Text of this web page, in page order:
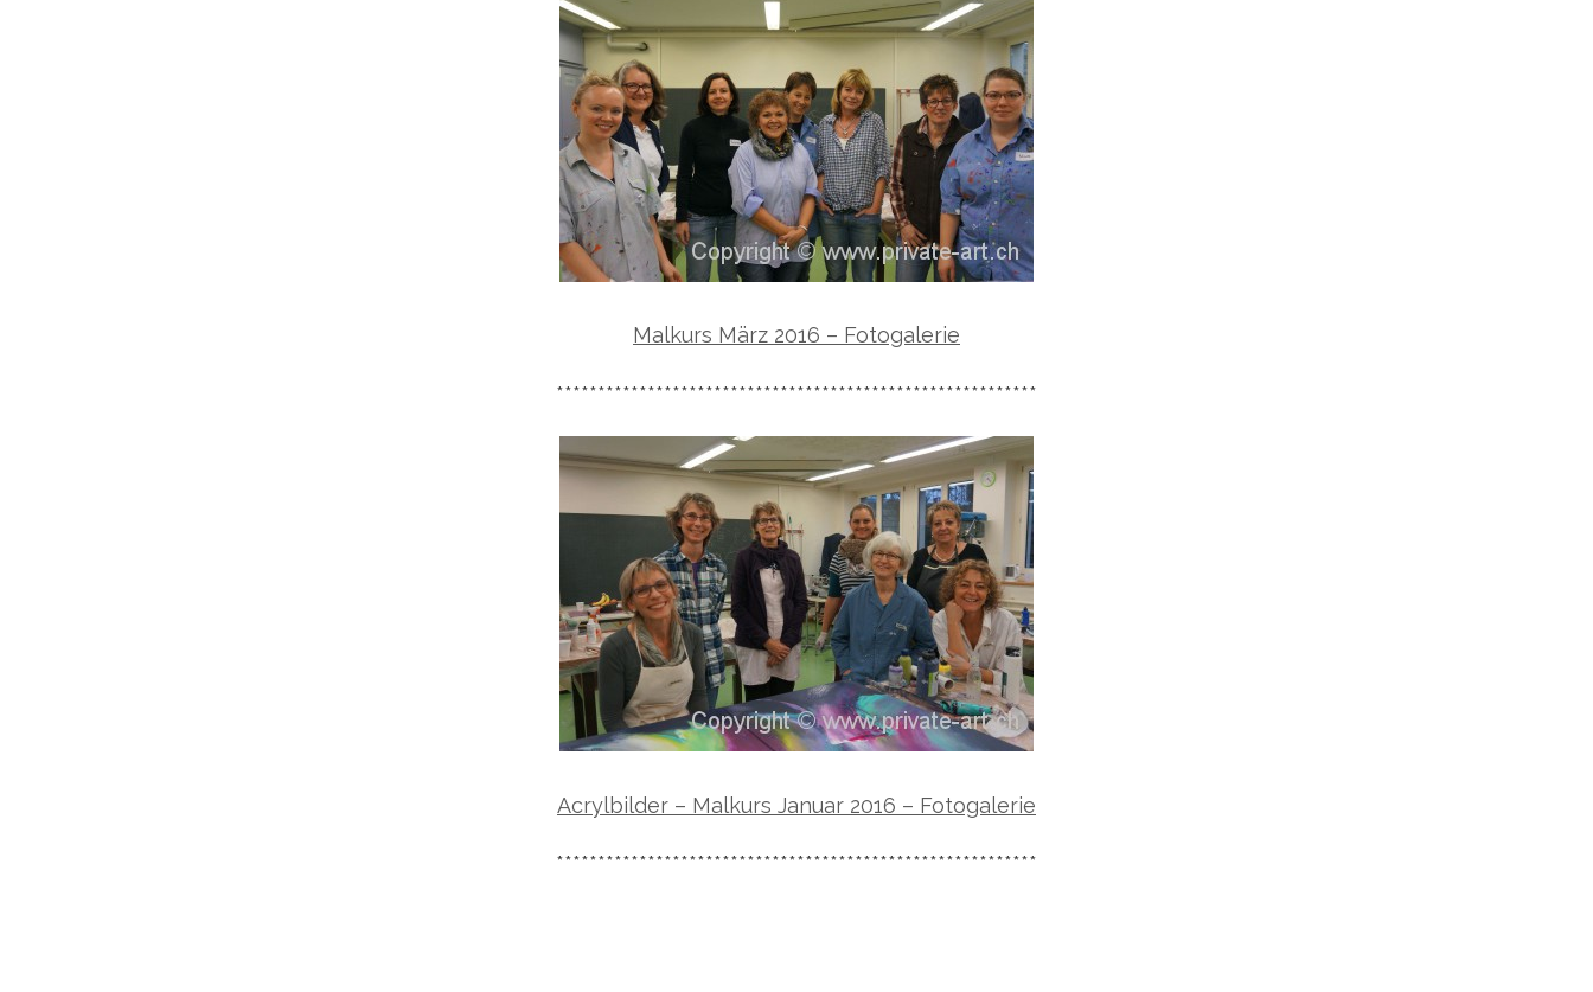
Malkurs März 2016 – Fotogalerie
**********************************************************
Acrylbilder – Malkurs Januar 2016 – Fotogalerie
**********************************************************